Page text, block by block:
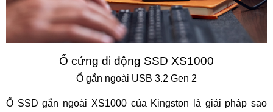
Ổ cứng di động SSD XS1000
Ổ gắn ngoài USB 3.2 Gen 2
Ổ SSD gắn ngoài XS1000 của Kingston là giải pháp sao